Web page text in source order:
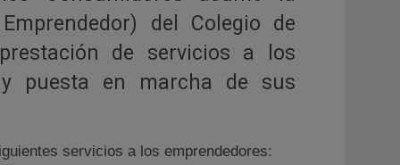
del Colegio de
de servicios a los
y puesta en marcha de sus
servicios a los emprendedores: